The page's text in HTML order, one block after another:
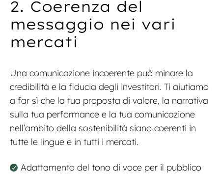
2. Coerenza del
messaggio nei vari
mercati
Una comunicazione incoerente può minare la
credibilità e la fiducia degli investitori. Ti aiutiamo
a far sì che la tua proposta di valore, la narrativa
sulla tua performance e la tua comunicazione
nell’ambito della sostenibilità siano coerenti in
tutte le lingue e in tutti i mercati.
Adattamento del tono di voce per il pubblico